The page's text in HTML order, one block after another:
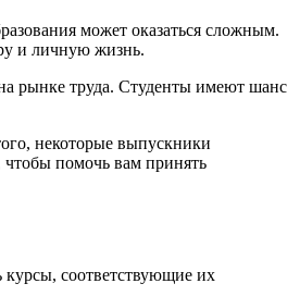
может оказаться сложным.
и личную жизнь.
рынке труда. Студенты имеют шанс
некоторые выпускники
чтобы помочь вам принять
курсы, соответствующие их